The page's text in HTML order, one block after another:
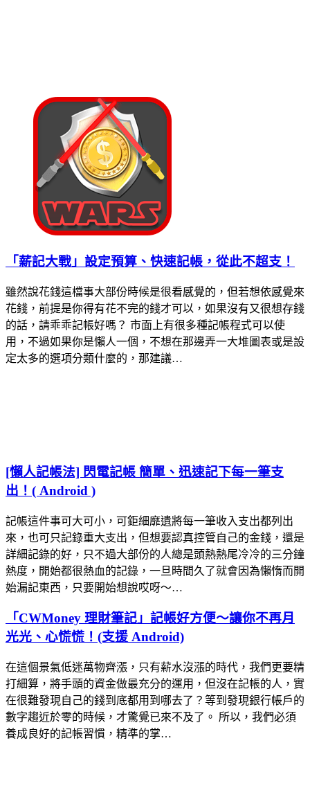
「薪記大戰」設定預算、快速記帳，從此不超支！
雖然說花錢這檔事大部份時候是很看感覺的，但若想依感覺來
花錢，前提是你得有花不完的錢才可以，如果沒有又很想存錢
的話，請乖乖記帳好嗎？ 市面上有很多種記帳程式可以使
用，不過如果你是懶人一個，不想在那邊弄一大堆圖表或是設
定太多的選項分類什麼的，那建議…
[懶人記帳法] 閃電記帳 簡單、迅速記下每一筆支
出！( Android )
記帳這件事可大可小，可鉅細靡遺將每一筆收入支出都列出
來，也可只記錄重大支出，但想要認真控管自己的金錢，還是
詳細記錄的好，只不過大部份的人總是頭熱熱尾冷冷的三分鐘
熱度，開始都很熱血的記錄，一旦時間久了就會因為懶惰而開
始漏記東西，只要開始想說哎呀～…
「CWMoney 理財筆記」記帳好方便～讓你不再月
光光、心慌慌！(支援 Android)
在這個景氣低迷萬物齊漲，只有薪水沒漲的時代，我們更要精
打細算，將手頭的資金做最充分的運用，但沒在記帳的人，實
在很難發現自己的錢到底都用到哪去了？等到發現銀行帳戶的
數字趨近於零的時候，才驚覺已來不及了。 所以，我們必須
養成良好的記帳習慣，精準的掌…